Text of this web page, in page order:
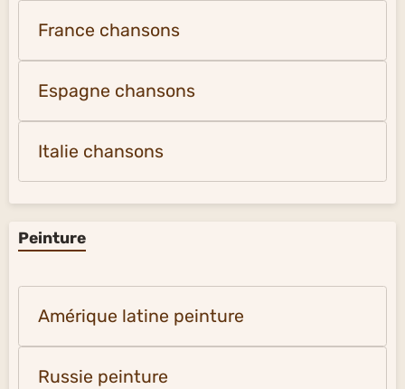
France chansons
Espagne chansons
Italie chansons
Peinture
Amérique latine peinture
Russie peinture